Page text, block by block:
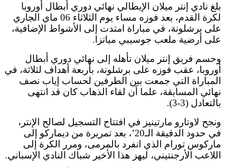
بلغ نادي إنتر ميلان الإيطالي نهائي دوري أبطال أوروبا
لكرة القدم، بعد فوزه مساء يوم الثلاثاء 06 ماي الجاري
على برشلونة، في مباراة امتدت إلى الأشواط الإضافية،
على أرضية ملعب جوسيبي مياتزا.
وحسم فريق إنتر ميلان تأهله إلى نهائي دوري أبطال
أوروبا، عقب فوزه على برشلونة، بأربعة أهداف لثلاثة، في
المباراة التي جمعت بين الطرفين لحساب إياب نصف
نهائي المسابقة، علما أن لقاء الذهاب كان قد انتهى
بالتعادل (3-3).
ونجح لاوتارو مارتينيز في افتتاح التسجيل لصالح الإنتر،
في حدود الدقيقة الـ20’، بعد تمريرة من ديماركو إلى
ماركوس تورام الذي انفرد بالمرمى، ومرر الكرة إلى
اللاعب الأرجنتيني، ليهز هذا الأخير شباك النادي الإسباني.